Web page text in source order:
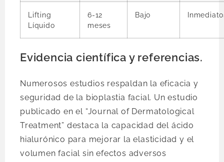
Lifting
Líquido
6-12
meses
Bajo
Evidencia científica y referencias.
Numerosos estudios respaldan la eficacia y
seguridad de la bioplastia facial. Un estudio
publicado en el “Journal of Dermatological
Treatment” destaca la capacidad del ácido
hialurónico para mejorar la elasticidad y el
volumen facial sin efectos adversos